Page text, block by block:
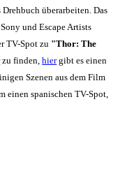
überarbeiten. Das
und Escape Artists
TV-Spot zu "Thor: The
zu finden,hiergibt es einen
Szenen aus dem Film
einen spanischen TV-Spot,